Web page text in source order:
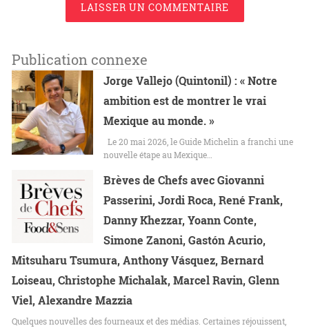
LAISSER UN COMMENTAIRE
Publication connexe
Jorge Vallejo (Quintonil) : « Notre
ambition est de montrer le vrai
Mexique au monde. »
Le 20 mai 2026, le Guide Michelin a franchi une
nouvelle étape au Mexique…
Brèves de Chefs avec Giovanni
Passerini, Jordi Roca, René Frank,
Danny Khezzar, Yoann Conte,
Simone Zanoni, Gastón Acurio,
Mitsuharu Tsumura, Anthony Vásquez, Bernard
Loiseau, Christophe Michalak, Marcel Ravin, Glenn
Viel, Alexandre Mazzia
Quelques nouvelles des fourneaux et des médias. Certaines réjouissent,